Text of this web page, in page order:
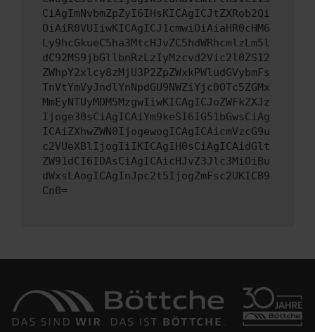
CiAgImNvbmZpZyI6IHsKICAgICJtZXRob2Qi
OiAiR0VUIiwKICAgICJ1cmwiOiAiaHR0cHM6
Ly9hcGkueC5ha3MtcHJvZC5hdWRhcmlzLm5l
dC92MS9jbGllbnRzLzIyMzcvd2Vic2l0ZS12
ZWhpY2xlcy8zMjU3P2ZpZWxkPWludGVybmFs
TnVtYmVyJndlYnNpdGU9NWZiYjc0OTc5ZGMx
MmEyNTUyMDM5MzgwIiwKICAgICJoZWFkZXJz
Ijoge30sCiAgICAiYm9keSI6IG51bGwsCiAg
ICAiZXhwZWN0IjogewogICAgICAicmVzcG9u
c2VUeXBlIjogIiIKICAgIH0sCiAgICAidGlt
ZW91dCI6IDAsCiAgICAicHJvZ3Jlc3MiOiBu
dWxsLAogICAgInJpc2t5IjogZmFsc2UKICB9
Cn0=